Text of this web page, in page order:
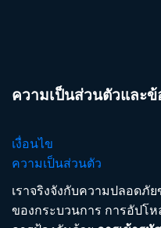
ความเป็นส่วนตัวและ
เงื่อนไข
ความเป็นส่วนตัว
เราจริงจังกับความปลอดภั
ของกระบวนการ การอัปโ